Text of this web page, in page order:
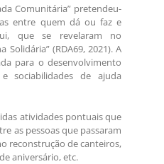
Comunitária” pretendeu-
entre quem dá ou faz e
que se revelaram no
(RDA69, 2021). A
para o desenvolvimento
sociabilidades de ajuda
atividades pontuais que
as pessoas que passaram
reconstrução de canteiros,
aniversário, etc.